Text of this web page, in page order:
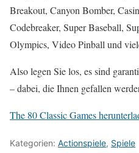
Breakout, Canyon Bomber,
Codebreaker, Super Baseball,
Olympics, Video Pinball und
Also legen Sie los, es sind
– dabei, die Ihnen gefallen
The 80 Classic Games
Kategorien: Actionspiele, Spiele